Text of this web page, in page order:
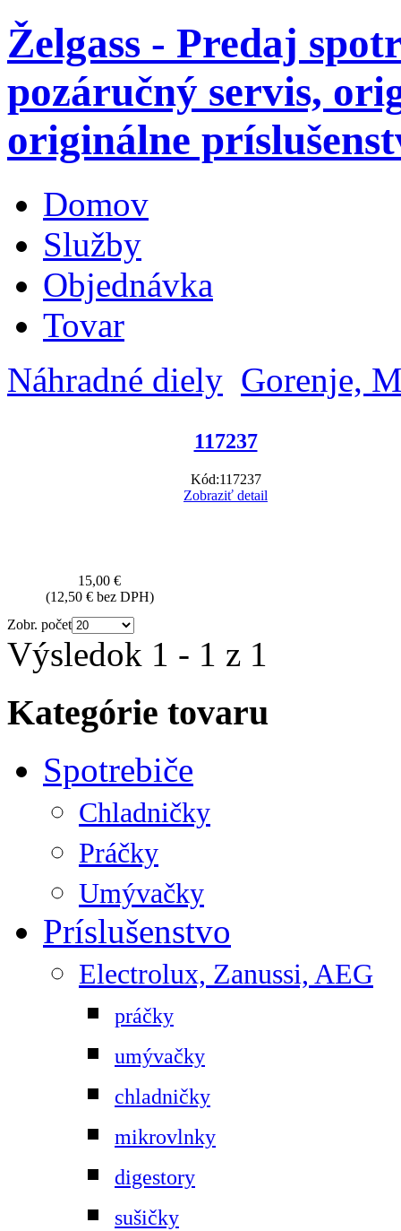
Želgass - Predaj
pozáručný servis,
originálne
Domov
Služby
Objednávka
Tovar
Náhradné diely Gorenje,
15,00 €
(12,50 € bez DPH)
117237
Kód:117237
Zobraziť detail
Zobr. počet
Výsledok 1 - 1 z 1
Kategórie tovaru
Spotrebiče
Chladničky
Práčky
Umývačky
Príslušenstvo
Electrolux, Zanussi, AEG
práčky
umývačky
chladničky
mikrovlnky
digestory
sušičky